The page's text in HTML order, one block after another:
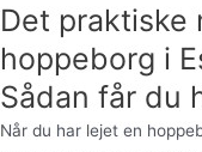
Det praktiske
hoppeborg i
Sådan får du
Når du har lejet en